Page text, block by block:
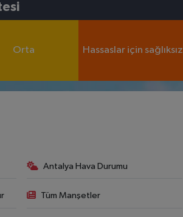
Orta Hassaslar için sağlıksız
Antalya Hava Durumu
Tüm Manşetler